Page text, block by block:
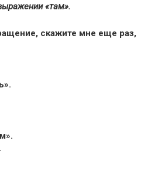
«там».
скажите мне еще раз,